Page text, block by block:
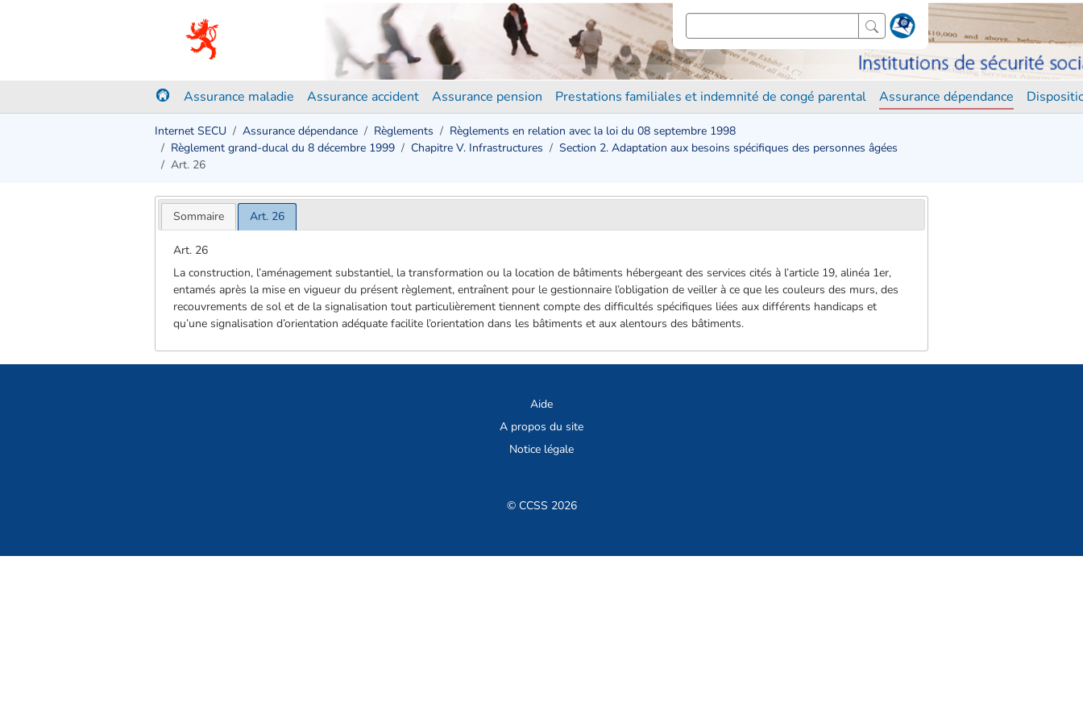
Assurance maladie Assurance accident Assurance pension Prestations familiales et indemnité de congé parental Assurance dépendance
Internet SECU Assurance dépendance Règlements
Règlements en relation avec la loi du 08 septembre 1998
Règlement grand-ducal du 8 décembre 1999
Chapitre V. Infrastructures
Section 2. Adaptation aux besoins spécifiques des personnes âgées
Art. 26
Sommaire Art. 26
Art. 26
La construction, l’aménagement substantiel, la transformation ou la location de bâtiments hébergeant des services cités à l’article 19, alinéa 1er,
entamés après la mise en vigueur du présent règlement, entraînent pour le gestionnaire l’obligation de veiller à ce que les couleurs des murs, des
recouvrements de sol et de la signalisation tout particulièrement tiennent compte des difficultés spécifiques liées aux différents handicaps et
qu’une signalisation d’orientation adéquate facilite l’orientation dans les bâtiments et aux alentours des bâtiments.
Aide
A propos du site
Notice légale
© CCSS 2026